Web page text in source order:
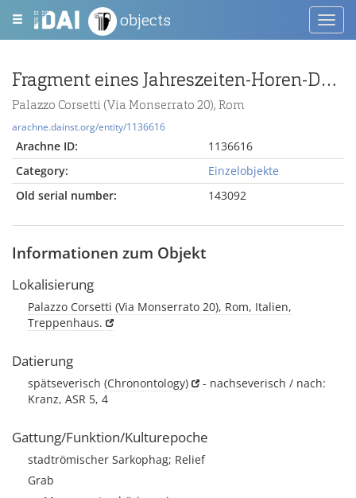
objects
Fragment eines Jahreszeiten-Horen-Deckels
Palazzo Corsetti (Via Monserrato 20), Rom
arachne.dainst.org/entity/1136616
Arachne ID:
1136616
Category:
Einzelobjekte
Old serial number:
143092
Informationen zum Objekt
Lokalisierung
Palazzo Corsetti (Via Monserrato 20), Rom, Italien,
Treppenhaus.
Datierung
spätseverisch (Chronontology)
- nachseverisch / nach:
Kranz, ASR 5, 4
Gattung/Funktion/Kulturepoche
stadtrömischer Sarkophag; Relief
Grab